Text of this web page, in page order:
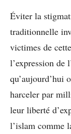
Éviter la
traditionnelle
victimes de
l’expression de
qu’aujourd’hui
harceler par
leur liberté
l’islam comme